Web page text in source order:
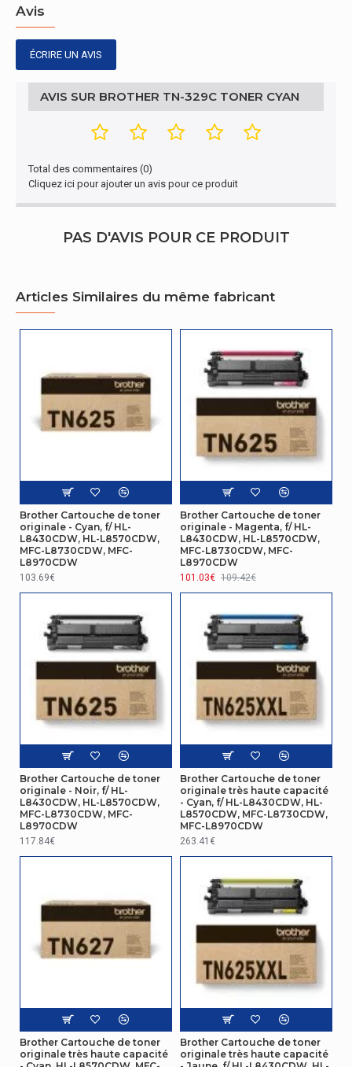
Avis
ÉCRIRE UN AVIS
AVIS SUR BROTHER TN-329C TONER CYAN
Total des commentaires (0)
Cliquez ici pour ajouter un avis pour ce produit
PAS D'AVIS POUR CE PRODUIT
Articles Similaires du même fabricant
Brother Cartouche de toner
originale - Cyan, f/ HL-
L8430CDW, HL-L8570CDW,
MFC-L8730CDW, MFC-
L8970CDW
103.69€
Brother Cartouche de toner
originale - Magenta, f/ HL-
L8430CDW, HL-L8570CDW,
MFC-L8730CDW, MFC-
L8970CDW
101.03€ 109.42€
Brother Cartouche de toner
originale - Noir, f/ HL-
L8430CDW, HL-L8570CDW,
MFC-L8730CDW, MFC-
L8970CDW
117.84€
Brother Cartouche de toner
originale très haute capacité
- Cyan, f/ HL-L8430CDW, HL-
L8570CDW, MFC-L8730CDW,
MFC-L8970CDW
263.41€
Brother Cartouche de toner
originale très haute capacité
Brother Cartouche de toner
originale très haute capacité